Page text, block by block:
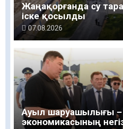
Жаңақорғанда су
іске қосылды
07.08.2026
Ауыл шаруашылығы –
экономикасының